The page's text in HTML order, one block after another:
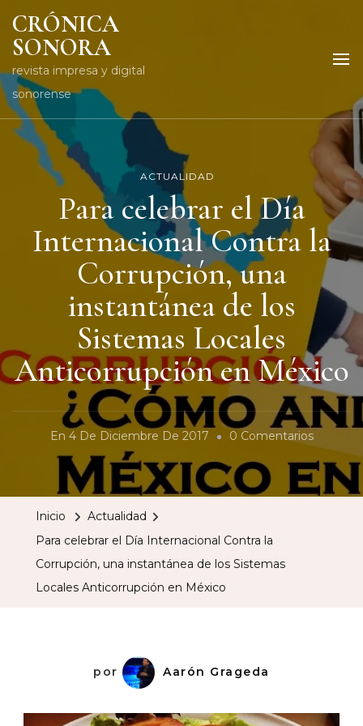
CRÓNICA
SONORA
revista impresa y digital
sonorense
ACTUALIDAD
Para celebrar el Día
Internacional Contra la
Corrupción, una
instantánea de los
Sistemas Locales
Anticorrupción en México
En 4 De Diciembre De 2017 0 ComentariosEn
Para
Celebrar
Los
Inicio
Actualidad
Para celebrar el Día Internacional Contra la
Corrupción, una instantánea de los Sistemas
Locales Anticorrupción en México
por Aarón Grageda